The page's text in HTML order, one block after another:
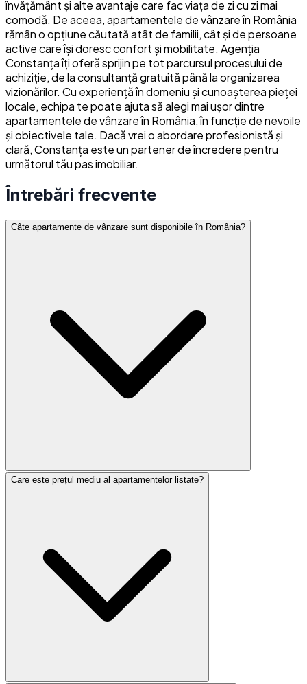
învățământ și alte avantaje care fac viața de zi cu zi mai
comodă. De aceea, apartamentele de vânzare în România
rămân o opțiune căutată atât de familii, cât și de persoane
active care își doresc confort și mobilitate. Agenția
Constanța îți oferă sprijin pe tot parcursul procesului de
achiziție, de la consultanță gratuită până la organizarea
vizionărilor. Cu experiență în domeniu și cunoașterea pieței
locale, echipa te poate ajuta să alegi mai ușor dintre
apartamentele de vânzare în România, în funcție de nevoile
și obiectivele tale. Dacă vrei o abordare profesionistă și
clară, Constanța este un partener de încredere pentru
următorul tău pas imobiliar.
Întrebări frecvente
Câte apartamente de vânzare sunt disponibile în România?
Care este prețul mediu al apartamentelor listate?